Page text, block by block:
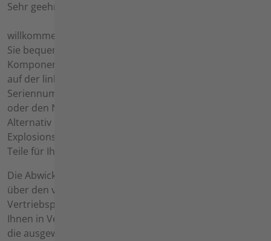
Sehr geehrter agria-Kunde,
willkommen in unserer Ersatzteil-Suche. Hier können
Sie bequem Ihre benötigten Ersatzteile und
Komponenten auswählen. Nutzen Sie die Suchfunktion
auf der linken Seite, indem Sie Ihre Artikelnummer,
Seriennummer, Motorennummer oder Tafelnummer
oder den Namen des Bauteils eingeben.
Alternativ können Sie durch unsere detaillierten
Explosionszeichnungen navigieren, um die richtigen
Teile für Ihre Agria-Maschinen zu finden.
Die Abwicklung und der Versand Ihres Auftrags erfolgen
über den von Ihnen ausgewählten agria-
Vertriebspartner. Dieser wird sich anschließend mit
Ihnen in Verbindung setzen und Ihnen ein Angebot für
die ausgewählten Bauteile erstellen.